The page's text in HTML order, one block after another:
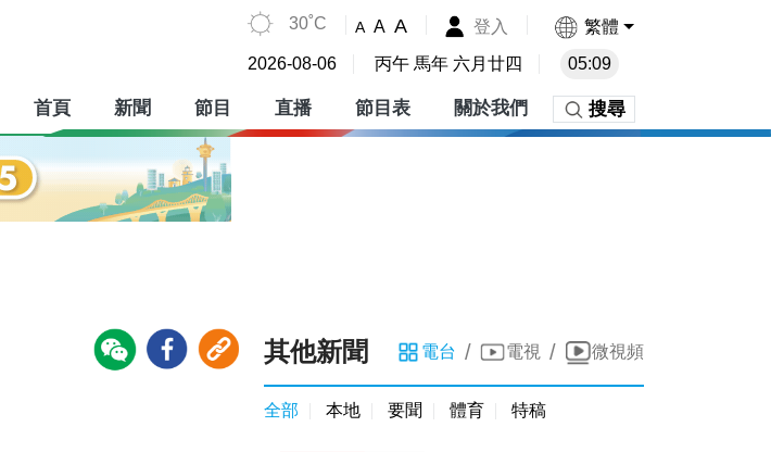
30˚C A A A 登入 繁體
2026-08-06 丙午 馬年 六月廿四 05:09
首頁 新聞 節目 直播 節目表 關於我們 搜尋
其他新聞 電台 / 電視 / 微視頻
全部 本地 要聞 體育 特稿